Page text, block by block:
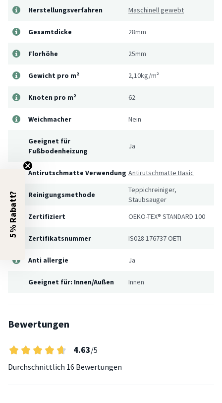
Herstellungsverfahren Maschinell gewebt
Gesamtdicke 28mm
Florhöhe 25mm
Gewicht pro m² 2,10kg/m²
Knoten pro m² 62
Weichmacher Nein
Geeignet für
Fußbodenheizung
Ja
Antirutschmatte Verwendung Antirutschmatte Basic
Reinigungsmethode
Teppichreiniger,
Staubsauger
Zertifiziert
OEKO-TEX® STANDARD 100
Zertifikatsnummer IS028 176737 OETI
Anti allergie Ja
Geeignet für: Innen/Außen Innen
Bewertungen
4.63/5
Durchschnittlich 16 Bewertungen
5% Rabatt?